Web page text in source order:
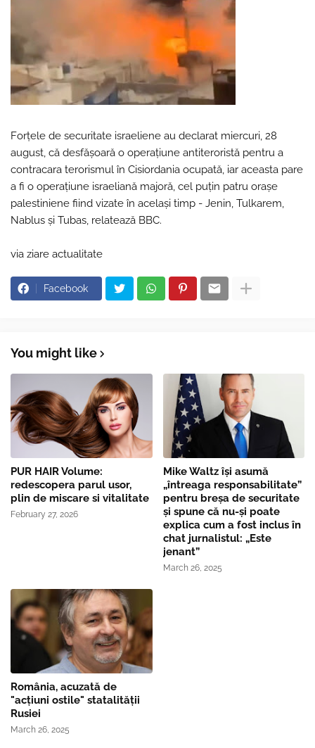
Forţele de securitate israeliene au declarat miercuri, 28
august, că desfăşoară o operaţiune antiteroristă pentru a
contracara terorismul în Cisiordania ocupată, iar aceasta pare
a fi o operaţiune israeliană majoră, cel puţin patru oraşe
palestiniene fiind vizate în acelaşi timp - Jenin, Tulkarem,
Nablus şi Tubas, relatează BBC.
via ziare actualitate
Facebook
You might like
PUR HAIR Volume:
redescopera parul usor,
plin de miscare si vitalitate
February 27, 2026
Mike Waltz îşi asumă
„întreaga responsabilitate”
pentru breşa de securitate
și spune că nu-și poate
explica cum a fost inclus în
chat jurnalistul: „Este
jenant”
March 26, 2025
România, acuzată de
"acțiuni ostile" statalității
Rusiei
March 26, 2025